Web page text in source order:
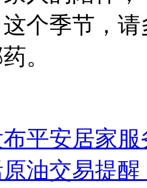
这个季节，
。
平安居家
原油交易提